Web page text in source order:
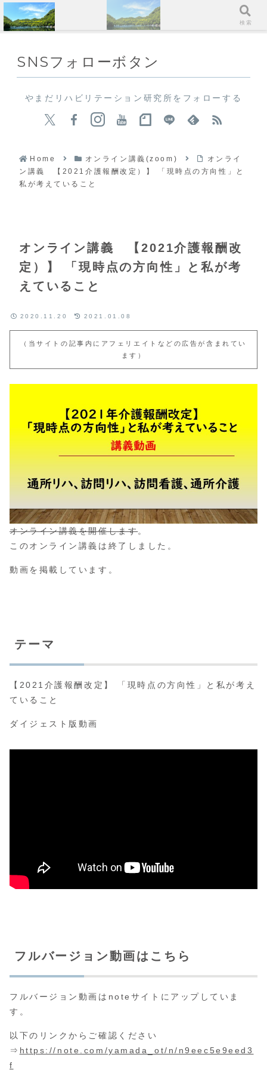
SNSフォローボタン
やまだリハビリテーション研究所をフォローする
Home オンライン講義(zoom)
オンライ
ン講義 【2021介護報酬改定）】 「現時点の方向性」と
私が考えていること
オンライン講義 【2021介護報酬改
定）】 「現時点の方向性」と私が考
えていること
2020.11.20 2021.01.08
（当サイトの記事内にアフェリエイトなどの広告が含まれてい
ます）
オンライン講義を開催します。
このオンライン講義は終了しました。
動画を掲載しています。
テーマ
【2021介護報酬改定】 「現時点の方向性」と私が考え
ていること
ダイジェスト版動画
フルバージョン動画はこちら
フルバージョン動画はnoteサイトにアップしていま
す。
以下のリンクからご確認ください
⇒ https://note.com/yamada_ot/n/n9eec5e9eed3
f
メニュー 検索